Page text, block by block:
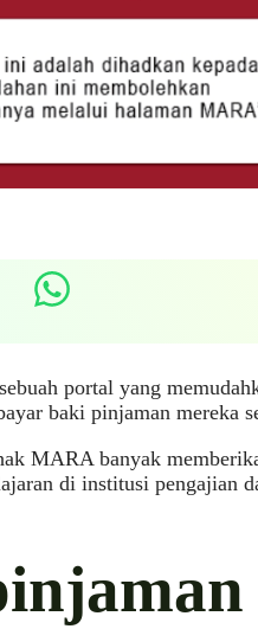
portal yang
baki pinjaman mereka
MARA banyak
di institusi pengajian